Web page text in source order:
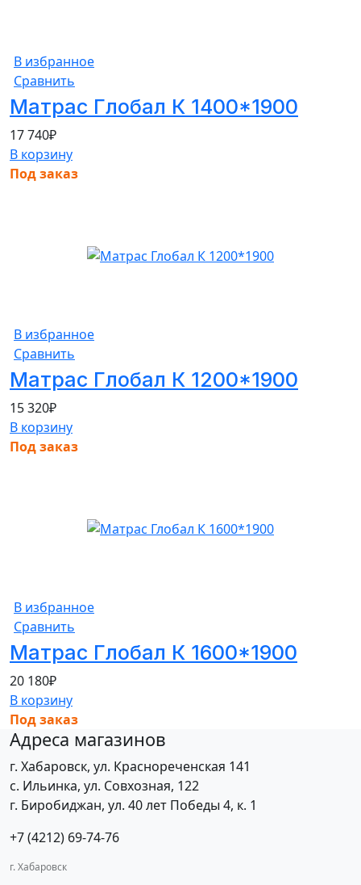
В избранное
Сравнить
Матрас Глобал К 1400*1900
17 740₽
В корзину
Под заказ
В избранное
Сравнить
Матрас Глобал К 1200*1900
15 320₽
В корзину
Под заказ
В избранное
Сравнить
Матрас Глобал К 1600*1900
20 180₽
В корзину
Под заказ
Адреса магазинов
г. Хабаровск, ул. Краснореченская 141
с. Ильинка, ул. Совхозная, 122
г. Биробиджан, ул. 40 лет Победы 4, к. 1
+7 (4212) 69-74-76
г. Хабаровск